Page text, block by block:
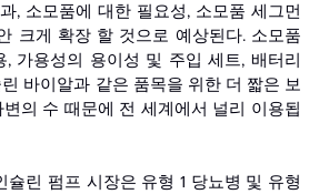
, 소모품에 대한 필요성, 소모품 세그먼
크게 확장 할 것으로 예상된다. 소모품
가용성의 용이성 및 주입 세트, 배터리
바이알과 같은 품목을 위한 더 짧은 보
의 수 때문에 전 세계에서 널리 이용됩
슐린 펌프 시장은 유형 1 당뇨병 및 유형